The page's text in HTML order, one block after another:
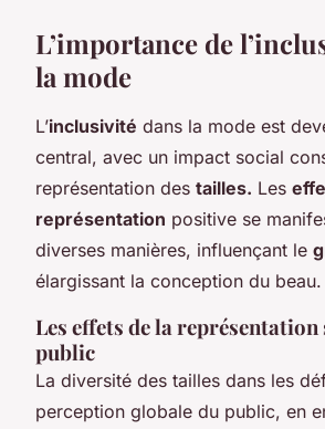
L’importance de
la mode
L’inclusivité dans la mode est
central, avec un impact social
représentation des tailles. Les
représentation positive se
diverses manières, influençant le
élargissant la conception du beau.
Les effets de la
public
La diversité des tailles dans les
perception globale du public, en